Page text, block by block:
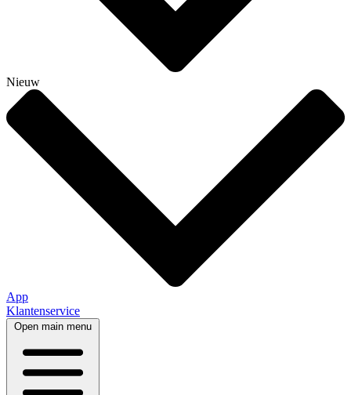
Nieuw
App
Klantenservice
Open main menu